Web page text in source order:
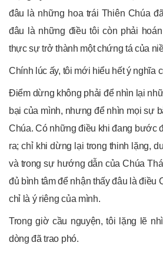
đâu là những hoa trái Thiên Chúa
đâu là những điều tôi còn phải
thực sự trở thành một chứng tá của
Chính lúc ấy, tôi mới hiểu hết ý nghĩa
Điểm dừng không phải để nhìn lại
bại của mình, nhưng để nhìn mọi sự
Chúa. Có những điều khi đang bước
ra; chỉ khi dừng lại trong thinh lặng,
và trong sự hướng dẫn của Chúa
đủ bình tâm để nhận thấy đâu là điều
chỉ là ý riêng của mình.
Trong giờ cầu nguyện, tôi lặng lẽ
dòng đã trao phó.